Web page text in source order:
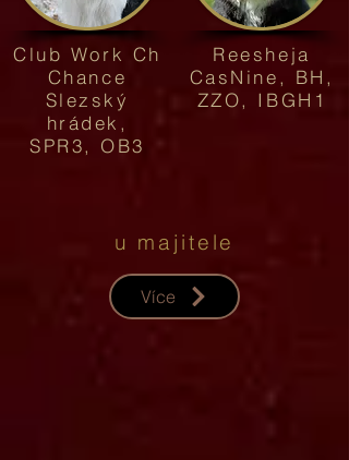
Club Work Ch
Chance
Slezský
hrádek,
SPR3, OB3
Reesheja
CasNine, BH,
ZZO, IBGH1
u majitele
Více